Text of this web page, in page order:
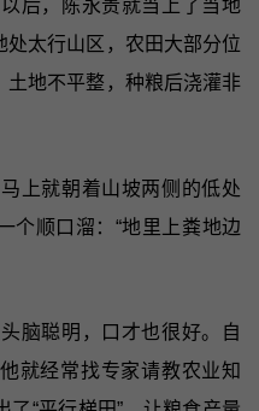
后，陈永贵就当上了当地
太行山区，农田大部分位
土地不平整，种粮后浇灌非
上就朝着山坡两侧的低处
个顺口溜：“地里上粪地边
脑聪明，口才也很好。自
就经常找专家请教农业知